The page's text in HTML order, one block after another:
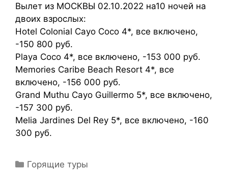
Вылет из МОСКВЫ 02.10.2022 на10 ночей на
двоих взрослых:
Hotel Colonial Cayo Coco 4*, все включено,
-150 800 руб.
Playa Coco 4*, все включено, -153 000 руб.
Memories Caribe Beach Resort 4*, все
включено, -156 000 руб.
Grand Muthu Cayo Guillermo 5*, все включено,
-157 300 руб.
Melia Jardines Del Rey 5*, все включено, -160
300 руб.
Горящие туры